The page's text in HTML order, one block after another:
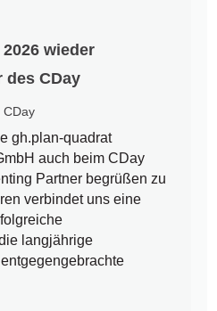
wieder
des CDay
,CDay
gh.plan-quadrat
auch beim CDay
Partner begrüßen zu
verbindet uns eine
langjährige